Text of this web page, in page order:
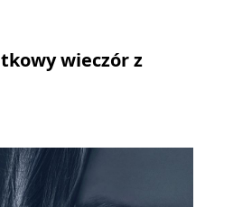
wieczór z